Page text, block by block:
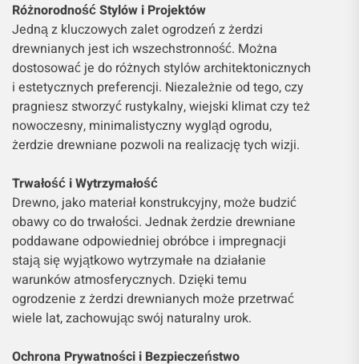
Różnorodność Stylów i Projektów
Jedną z kluczowych zalet ogrodzeń z żerdzi
drewnianych jest ich wszechstronność. Można
dostosować je do różnych stylów architektonicznych
i estetycznych preferencji. Niezależnie od tego, czy
pragniesz stworzyć rustykalny, wiejski klimat czy też
nowoczesny, minimalistyczny wygląd ogrodu,
żerdzie drewniane pozwoli na realizację tych wizji.
Trwałość i Wytrzymałość
Drewno, jako materiał konstrukcyjny, może budzić
obawy co do trwałości. Jednak żerdzie drewniane
poddawane odpowiedniej obróbce i impregnacji
stają się wyjątkowo wytrzymałe na działanie
warunków atmosferycznych. Dzięki temu
ogrodzenie z żerdzi drewnianych może przetrwać
wiele lat, zachowując swój naturalny urok.
Ochrona Prywatności i Bezpieczeństwo